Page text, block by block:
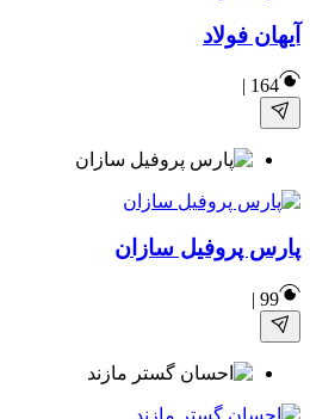
آیهان فولاد
164
|
پارس پروفیل سازان
99
|